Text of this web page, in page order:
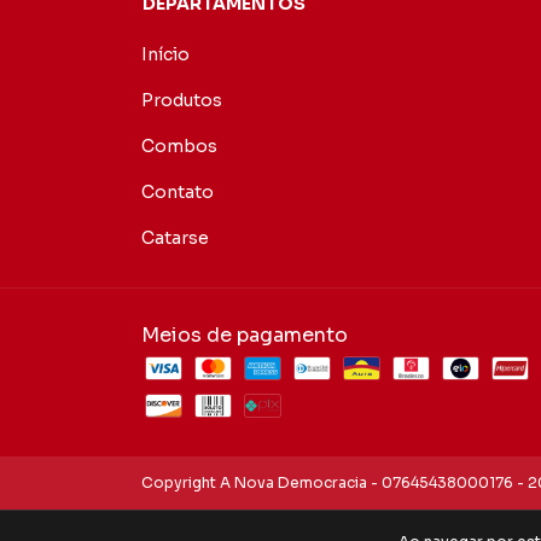
Início
Produtos
Combos
Contato
Catarse
Meios de pagamento
Copyright A Nova Democracia - 07645438000176 -